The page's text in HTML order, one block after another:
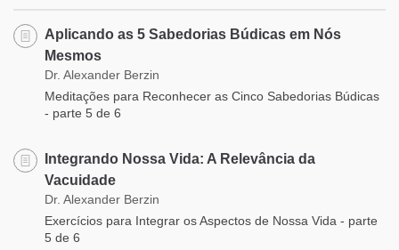
Aplicando as 5 Sabedorias Búdicas em Nós
Mesmos
Dr. Alexander Berzin
Meditações para Reconhecer as Cinco Sabedorias Búdicas
- parte 5 de 6
Integrando Nossa Vida: A Relevância da
Vacuidade
Dr. Alexander Berzin
Exercícios para Integrar os Aspectos de Nossa Vida - parte
5 de 6